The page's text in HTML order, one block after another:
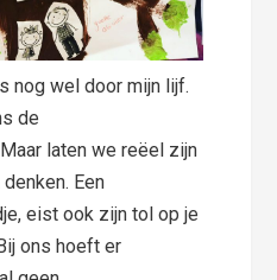
nog wel door mijn lijf.
de
laten we reëel zijn
Een
eist ook zijn tol op je
ons hoeft er